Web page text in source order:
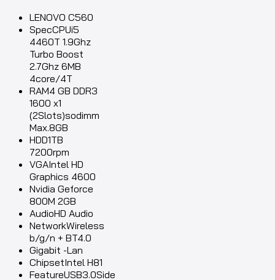
LENOVO C560
SpecCPUi5
4460T 1.9Ghz
Turbo Boost
2.7Ghz 6MB
4core/4T
RAM4 GB DDR3
1600 x1
(2Slots)sodimm
Max.8GB
HDD1TB
7200rpm
VGAIntel HD
Graphics 4600
Nvidia Geforce
800M 2GB
AudioHD Audio
NetworkWireless
b/g/n + BT4.0
Gigabit -Lan
ChipsetIntel H81
FeatureUSB3.0Side